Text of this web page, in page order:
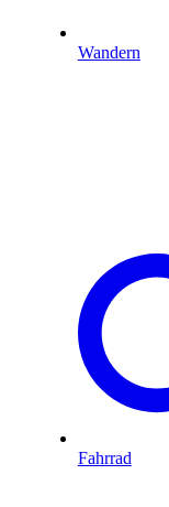
Wandern
Fahrrad